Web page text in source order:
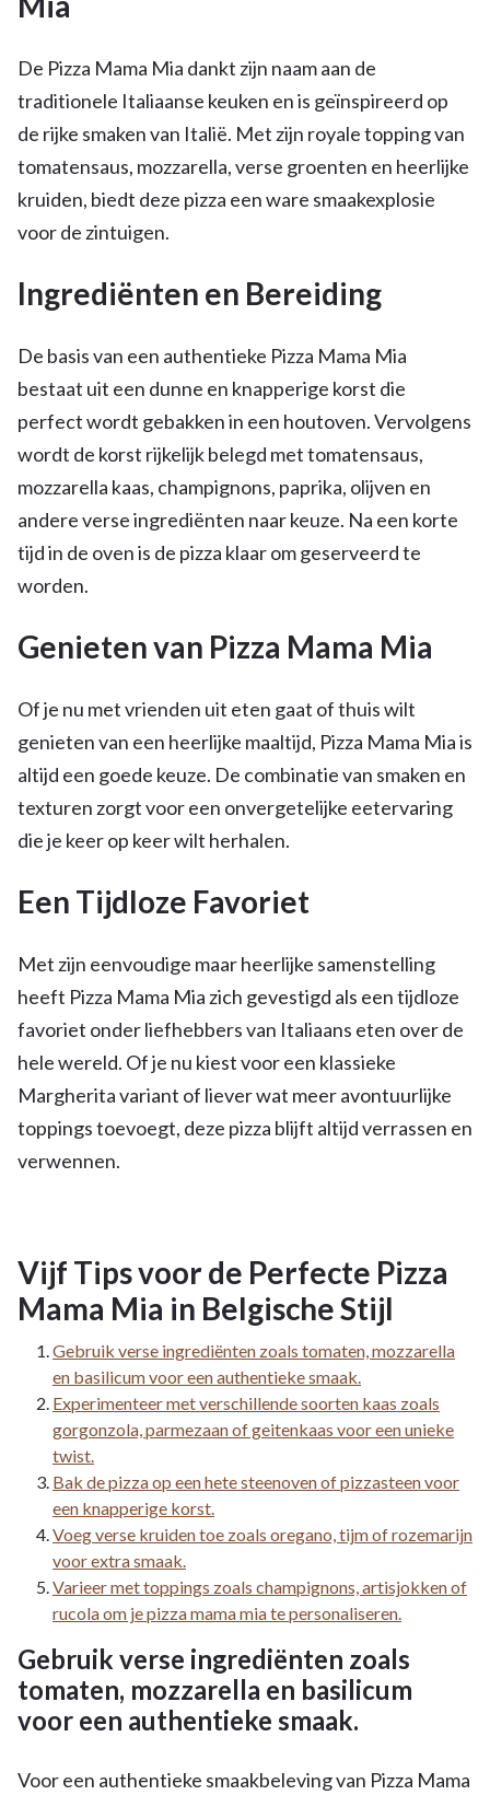
De Pizza Mama Mia dankt zijn naam aan de
traditionele Italiaanse keuken en is geïnspireerd op
de rijke smaken van Italië. Met zijn royale topping van
tomatensaus, mozzarella, verse groenten en heerlijke
kruiden, biedt deze pizza een ware smaakexplosie
voor de zintuigen.
Ingrediënten en Bereiding
De basis van een authentieke Pizza Mama Mia
bestaat uit een dunne en knapperige korst die
perfect wordt gebakken in een houtoven. Vervolgens
wordt de korst rijkelijk belegd met tomatensaus,
mozzarella kaas, champignons, paprika, olijven en
andere verse ingrediënten naar keuze. Na een korte
tijd in de oven is de pizza klaar om geserveerd te
worden.
Genieten van Pizza Mama Mia
Of je nu met vrienden uit eten gaat of thuis wilt
genieten van een heerlijke maaltijd, Pizza Mama Mia is
altijd een goede keuze. De combinatie van smaken en
texturen zorgt voor een onvergetelijke eetervaring
die je keer op keer wilt herhalen.
Een Tijdloze Favoriet
Met zijn eenvoudige maar heerlijke samenstelling
heeft Pizza Mama Mia zich gevestigd als een tijdloze
favoriet onder liefhebbers van Italiaans eten over de
hele wereld. Of je nu kiest voor een klassieke
Margherita variant of liever wat meer avontuurlijke
toppings toevoegt, deze pizza blijft altijd verrassen en
verwennen.
Vijf Tips voor de Perfecte Pizza
Mama Mia in Belgische Stijl
Gebruik verse ingrediënten zoals tomaten, mozzarella
en basilicum voor een authentieke smaak.
Experimenteer met verschillende soorten kaas zoals
gorgonzola, parmezaan of geitenkaas voor een unieke
twist.
Bak de pizza op een hete steenoven of pizzasteen voor
een knapperige korst.
Voeg verse kruiden toe zoals oregano, tijm of rozemarijn
voor extra smaak.
Varieer met toppings zoals champignons, artisjokken of
rucola om je pizza mama mia te personaliseren.
Gebruik verse ingrediënten zoals
tomaten, mozzarella en basilicum
voor een authentieke smaak.
Voor een authentieke smaakbeleving van Pizza Mama